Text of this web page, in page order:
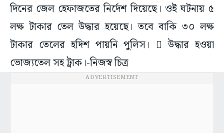
দিনের জেল হেফাজতের নির্দেশ দিয়েছে। ওই ঘটনায় ৫
লক্ষ টাকার তেল উদ্ধার হয়েছে। তবে বাকি ৩০ লক্ষ
টাকার তেলের হদিশ পায়নি পুলিস।  উদ্ধার হওয়া
ভোজ্যতেল সহ ট্রাক।-নিজস্ব চিত্র
ADVERTISEMENT